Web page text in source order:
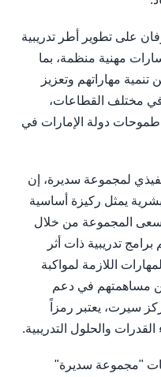
على تطوير أطر تدريبية
مهنية منظمة، بما
مهاراتهم وتعزيز
في مختلف القطاعات،
طموحات دولة الإمارات في
لمجموعة سديرة، إن
يمثل ركيزة أساسية
المجموعة من خلال
تدريبية ذات أثر
اللازمة لمواكبة
من مساهمتهم في دعم
سيرت، يعتبر رمزاً
والحلول التدريبية.
"مجموعة سديرة"